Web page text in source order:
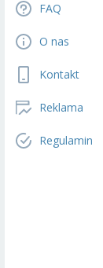
FAQ
O nas
Kontakt
Reklama
Regulamin